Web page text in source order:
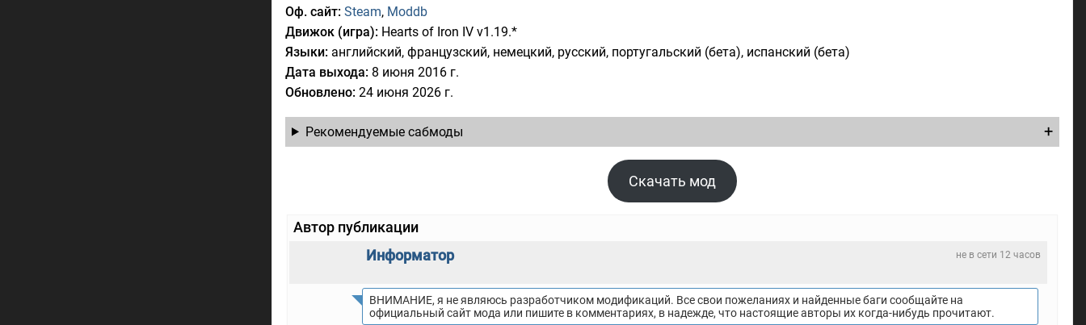
Оф. сайт: Steam, Moddb
Движок (игра): Hearts of Iron IV v1.19.*
Языки: английский, французский, немецкий, русский, португальский (бета), испанский (бета)
Дата выхода: 8 июня 2016 г.
Обновлено: 24 июня 2026 г.
Рекомендуемые сабмоды
Скачать мод
Автор публикации
не в сети 12 часов
Информатор
ВНИМАНИЕ, я не являюсь разработчиком модификаций. Все свои пожеланиях и найденные баги сообщайте на
официальный сайт мода или пишите в комментариях, в надежде, что настоящие авторы их когда-нибудь прочитают.